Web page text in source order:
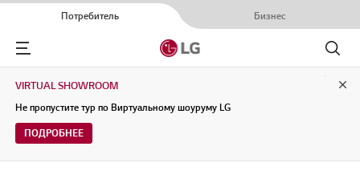
Потребитель Бизнес
Menu
Поиск
VIRTUAL SHOWROOM
Не пропустите тур по Виртуальному шоуруму LG
ПОДРОБНЕЕ